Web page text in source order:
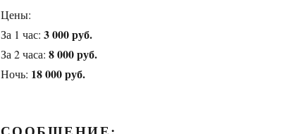
Цены:
За 1 час: 3 000 руб.
За 2 часа: 8 000 руб.
Ночь: 18 000 руб.